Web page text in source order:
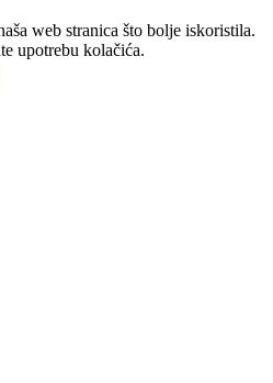
web stranica što bolje iskoristila.
upotrebu kolačića.